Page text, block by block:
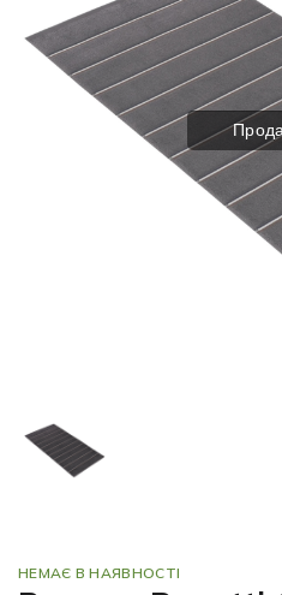
НЕМАЄ В НАЯВНОСТІ